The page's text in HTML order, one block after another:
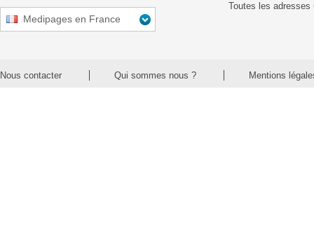
Medipages en France
Toutes les adresses
Nous contacter Qui sommes nous ? Mentions